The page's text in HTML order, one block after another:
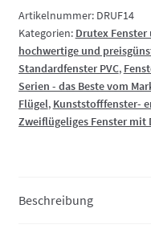
und
Dreh-
Kippflügel
Kunststoff
(Pfosten)
Menge
Artikelnummer: DRUF14
Kategorien: Drutex Fenster
hochwertige und
Standardfenster PVC,
Serien - das Beste vom
Flügel, Kunststofffenster-
Zweiflügeliges Fenster mit
Beschreibung